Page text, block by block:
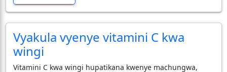
Vyakula vyenye vitamini C kwa
wingi
Vitamini C kwa wingi hupatikana kwenye machungwa,